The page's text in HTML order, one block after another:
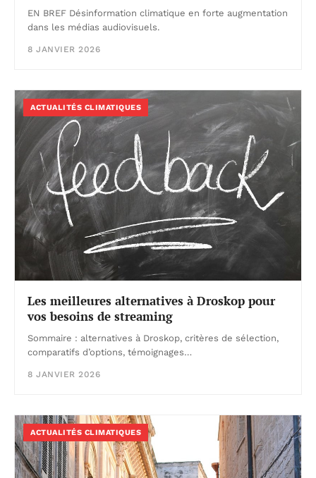
EN BREF Désinformation climatique en forte augmentation
dans les médias audiovisuels.
8 JANVIER 2026
ACTUALITÉS CLIMATIQUES
Les meilleures alternatives à Droskop pour
vos besoins de streaming
Sommaire : alternatives à Droskop, critères de sélection,
comparatifs d’options, témoignages…
8 JANVIER 2026
ACTUALITÉS CLIMATIQUES